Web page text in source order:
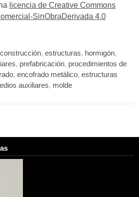
licencia de Creative Commons
SinObraDerivada 4.0
construcción, estructuras, hormigón,
, prefabricación, procedimientos de
, encofrado metálico, estructuras
auxiliares, molde